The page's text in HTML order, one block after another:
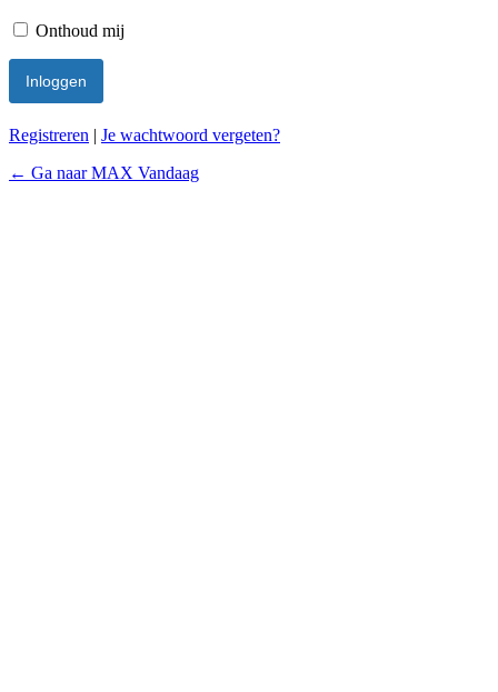
Onthoud mij
Registreren | Je wachtwoord vergeten?
← Ga naar MAX Vandaag